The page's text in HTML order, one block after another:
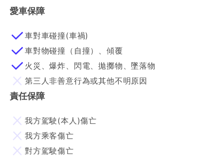
愛車保障
車對車碰撞(車禍)
車對物碰撞（自撞）、傾覆
火災、爆炸、閃電、拋擲物、墜落物
第三人非善意行為或其他不明原因
責任保障
我方駕駛(本人)傷亡
我方乘客傷亡
對方駕駛傷亡